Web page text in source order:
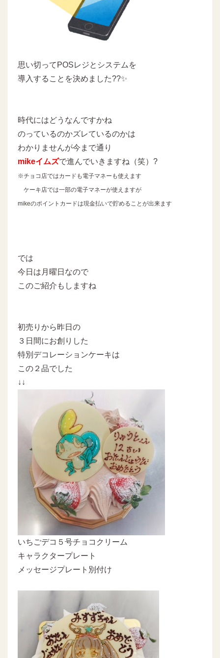
思い切ってPOSレジとシステムを
導入することを決めました??✨
時代にはどうなんですかね
のっているのかズレているのかは
わかりませんが今まで通り
mikeイムズで進んでいきますね（笑）?
※チョコ店ではカードも電子マネーも使えます
ケーキ店では一部の電子マネーが使えますが
mikeのポイントカードは現金払いで貯めることが出来ます
では
今日は月曜日なので
このご紹介もしますね
初売りから昨日の
３日間にお創りした
特別デコレーションケーキは
この２品でした
↓↓
いちごデコ５号チョコクリーム
キャラクタープレート
メッセージプレート別付け